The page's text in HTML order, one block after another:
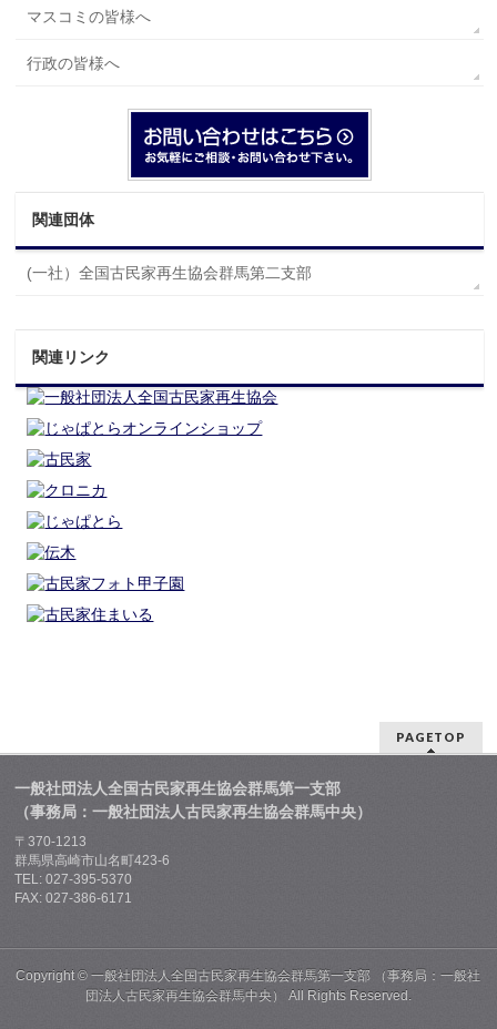
マスコミの皆様へ
行政の皆様へ
関連団体
(一社）全国古民家再生協会群馬第二支部
関連リンク
PAGETOP
一般社団法人全国古民家再生協会群馬第一支部
（事務局：一般社団法人古民家再生協会群馬中央）
〒370-1213
群馬県高崎市山名町423-6
TEL: 027-395-5370
FAX: 027-386-6171
Copyright ©一般社団法人全国古民家再生協会群馬第一支部 （事務局：一般社
団法人古民家再生協会群馬中央）
All Rights Reserved.